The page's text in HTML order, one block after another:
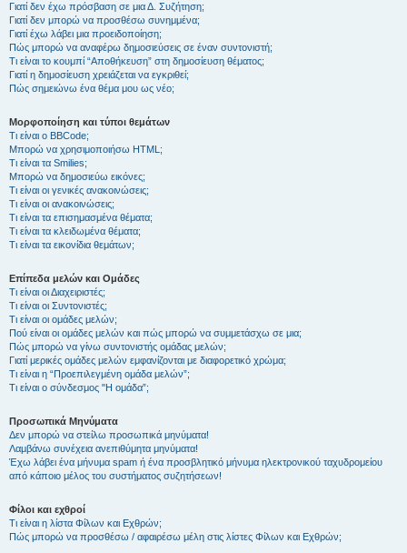
Γιατί δεν έχω πρόσβαση σε μια Δ. Συζήτηση;
Γιατί δεν μπορώ να προσθέσω συνημμένα;
Γιατί έχω λάβει μια προειδοποίηση;
Πώς μπορώ να αναφέρω δημοσιεύσεις σε έναν συντονιστή;
Τι είναι το κουμπί “Αποθήκευση” στη δημοσίευση θέματος;
Γιατί η δημοσίευση χρειάζεται να εγκριθεί;
Πώς σημειώνω ένα θέμα μου ως νέο;
Μορφοποίηση και τύποι θεμάτων
Τι είναι ο BBCode;
Μπορώ να χρησιμοποιήσω HTML;
Τι είναι τα Smilies;
Μπορώ να δημοσιεύω εικόνες;
Τι είναι οι γενικές ανακοινώσεις;
Τι είναι οι ανακοινώσεις;
Τι είναι τα επισημασμένα θέματα;
Τι είναι τα κλειδωμένα θέματα;
Τι είναι τα εικονίδια θεμάτων;
Επίπεδα μελών και Ομάδες
Τι είναι οι Διαχειριστές;
Τι είναι οι Συντονιστές;
Τι είναι οι ομάδες μελών;
Πού είναι οι ομάδες μελών και πώς μπορώ να συμμετάσχω σε μια;
Πώς μπορώ να γίνω συντονιστής ομάδας μελών;
Γιατί μερικές ομάδες μελών εμφανίζονται με διαφορετικό χρώμα;
Τι είναι η “Προεπιλεγμένη ομάδα μελών”;
Τι είναι ο σύνδεσμος "Η ομάδα”;
Προσωπικά Μηνύματα
Δεν μπορώ να στείλω προσωπικά μηνύματα!
Λαμβάνω συνέχεια ανεπιθύμητα μηνύματα!
Έχω λάβει ένα μήνυμα spam ή ένα προσβλητικό μήνυμα ηλεκτρονικού ταχυδρομείου
από κάποιο μέλος του συστήματος συζητήσεων!
Φίλοι και εχθροί
Τι είναι η λίστα Φίλων και Εχθρών;
Πώς μπορώ να προσθέσω / αφαιρέσω μέλη στις λίστες Φίλων και Εχθρών;